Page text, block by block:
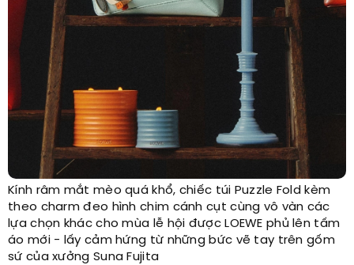
Kính râm mắt mèo quá khổ, chiếc túi Puzzle Fold kèm
theo charm đeo hình chim cánh cụt cùng vô vàn các
lựa chọn khác cho mùa lễ hội được LOEWE phủ lên tấm
áo mới - lấy cảm hứng từ những bức vẽ tay trên gốm
sứ của xưởng Suna Fujita